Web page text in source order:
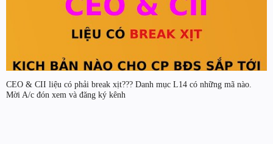
CEO & CII liệu có phải break xịt??? Danh mục L14 có những mã nào.
Mời A/c đón xem và đăng ký kênh